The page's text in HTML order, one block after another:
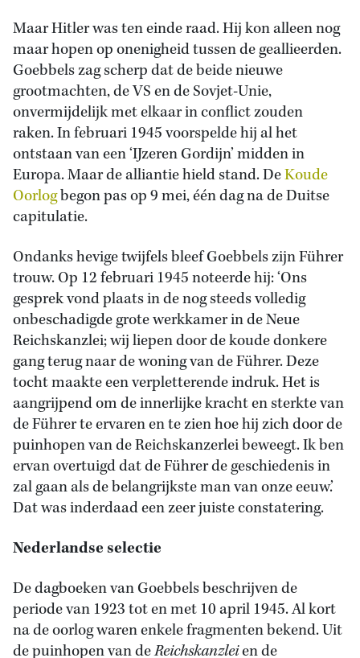
Maar Hitler was ten einde raad. Hij kon alleen nog
maar hopen op onenigheid tussen de geallieerden.
Goebbels zag scherp dat de beide nieuwe
grootmachten, de VS en de Sovjet-Unie,
onvermijdelijk met elkaar in conflict zouden
raken. In februari 1945 voorspelde hij al het
ontstaan van een ‘IJzeren Gordijn’ midden in
Europa. Maar de alliantie hield stand. DeKoude
Oorlogbegon pas op 9 mei, één dag na de Duitse
capitulatie.
Ondanks hevige twijfels bleef Goebbels zijn Führer
trouw. Op 12 februari 1945 noteerde hij: ‘Ons
gesprek vond plaats in de nog steeds volledig
onbeschadigde grote werkkamer in de Neue
Reichskanzlei; wij liepen door de koude donkere
gang terug naar de woning van de Führer. Deze
tocht maakte een verpletterende indruk. Het is
aangrijpend om de innerlijke kracht en sterkte van
de Führer te ervaren en te zien hoe hij zich door de
puinhopen van de Reichskanzerlei beweegt. Ik ben
ervan overtuigd dat de Führer de geschiedenis in
zal gaan als de belangrijkste man van onze eeuw.’
Dat was inderdaad een zeer juiste constatering.
Nederlandse selectie
De dagboeken van Goebbels beschrijven de
periode van 1923 tot en met 10 april 1945. Al kort
na de oorlog waren enkele fragmenten bekend. Uit
de puinhopen van deReichskanzleien de